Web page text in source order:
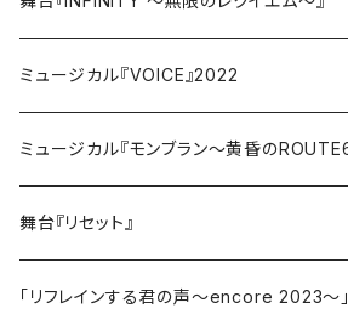
ミュージカル『VOICE』2022
ミュージカル『モンブラン～黄昏の
舞台『リセット』
「リフレインする君の声〜encore 2023〜」